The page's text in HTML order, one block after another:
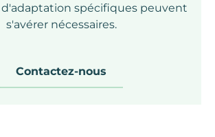
d'adaptation spécifiques peuvent
s'avérer nécessaires.
Contactez-nous